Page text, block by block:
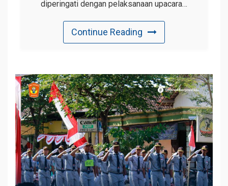
diperingati dengan pelaksanaan upacara…
Continue Reading